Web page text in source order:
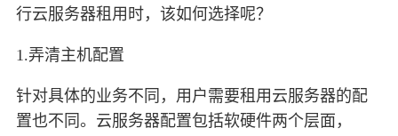
行云服务器租用时，该如何选择呢？
1.弄清主机配置
针对具体的业务不同，用户需要租用云服务器的配
置也不同。云服务器配置包括软硬件两个层面，